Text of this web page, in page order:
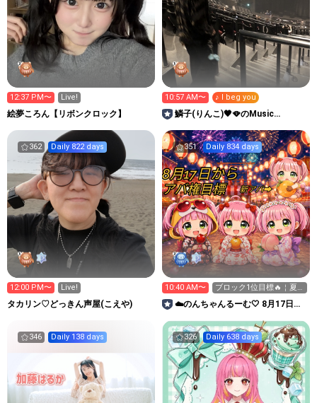
12:37 PM〜 Live!
絵夢ころん【リボンクロック】
10:57 AM〜 ♪ I beg you
鱗子(りんこ)🖤🪭のMusic
362 Daily 822 days
12:00 PM〜 Live!
タカリン♡どっきん声屋(こえや)
351 Daily 834 days
10:40 AM〜
ブロック1位目標🔥￤夏
フェスギフト集め中🎁
︎︎☁️︎︎のんちゃんるーむ︎🤍 8月17日ガ
346 Daily 138 days 326 Daily 638 days